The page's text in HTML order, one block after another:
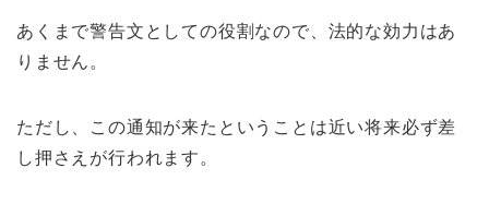
あくまで警告文としての役割なので、法的な効力はあ
りません。
ただし、この通知が来たということは近い将来必ず差
し押さえが行われます。